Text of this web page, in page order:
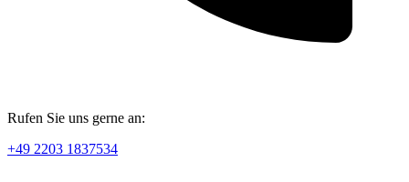
Rufen Sie uns gerne an:
+49 2203 1837534